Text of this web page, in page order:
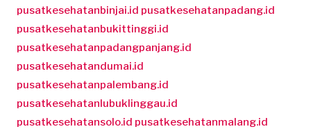
pusatkesehatanbinjai.id pusatkesehatanpadang.id
pusatkesehatanbukittinggi.id
pusatkesehatanpadangpanjang.id
pusatkesehatandumai.id
pusatkesehatanpalembang.id
pusatkesehatanlubuklinggau.id
pusatkesehatansolo.id pusatkesehatanmalang.id